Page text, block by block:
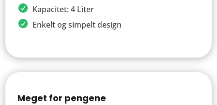
Kapacitet: 4 Liter
Enkelt og simpelt design
Meget for pengene